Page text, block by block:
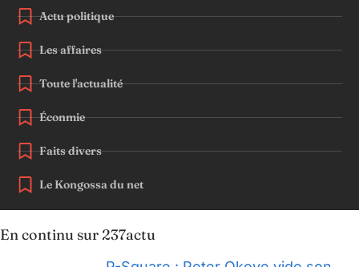
Actu politique
Les affaires
Toute l'actualité
Éconmie
Faits divers
Le Kongossa du net
En continu sur 237actu